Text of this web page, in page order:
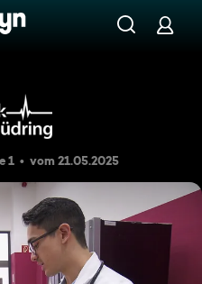
Dünnes Eis
1 vom 21.05.2025